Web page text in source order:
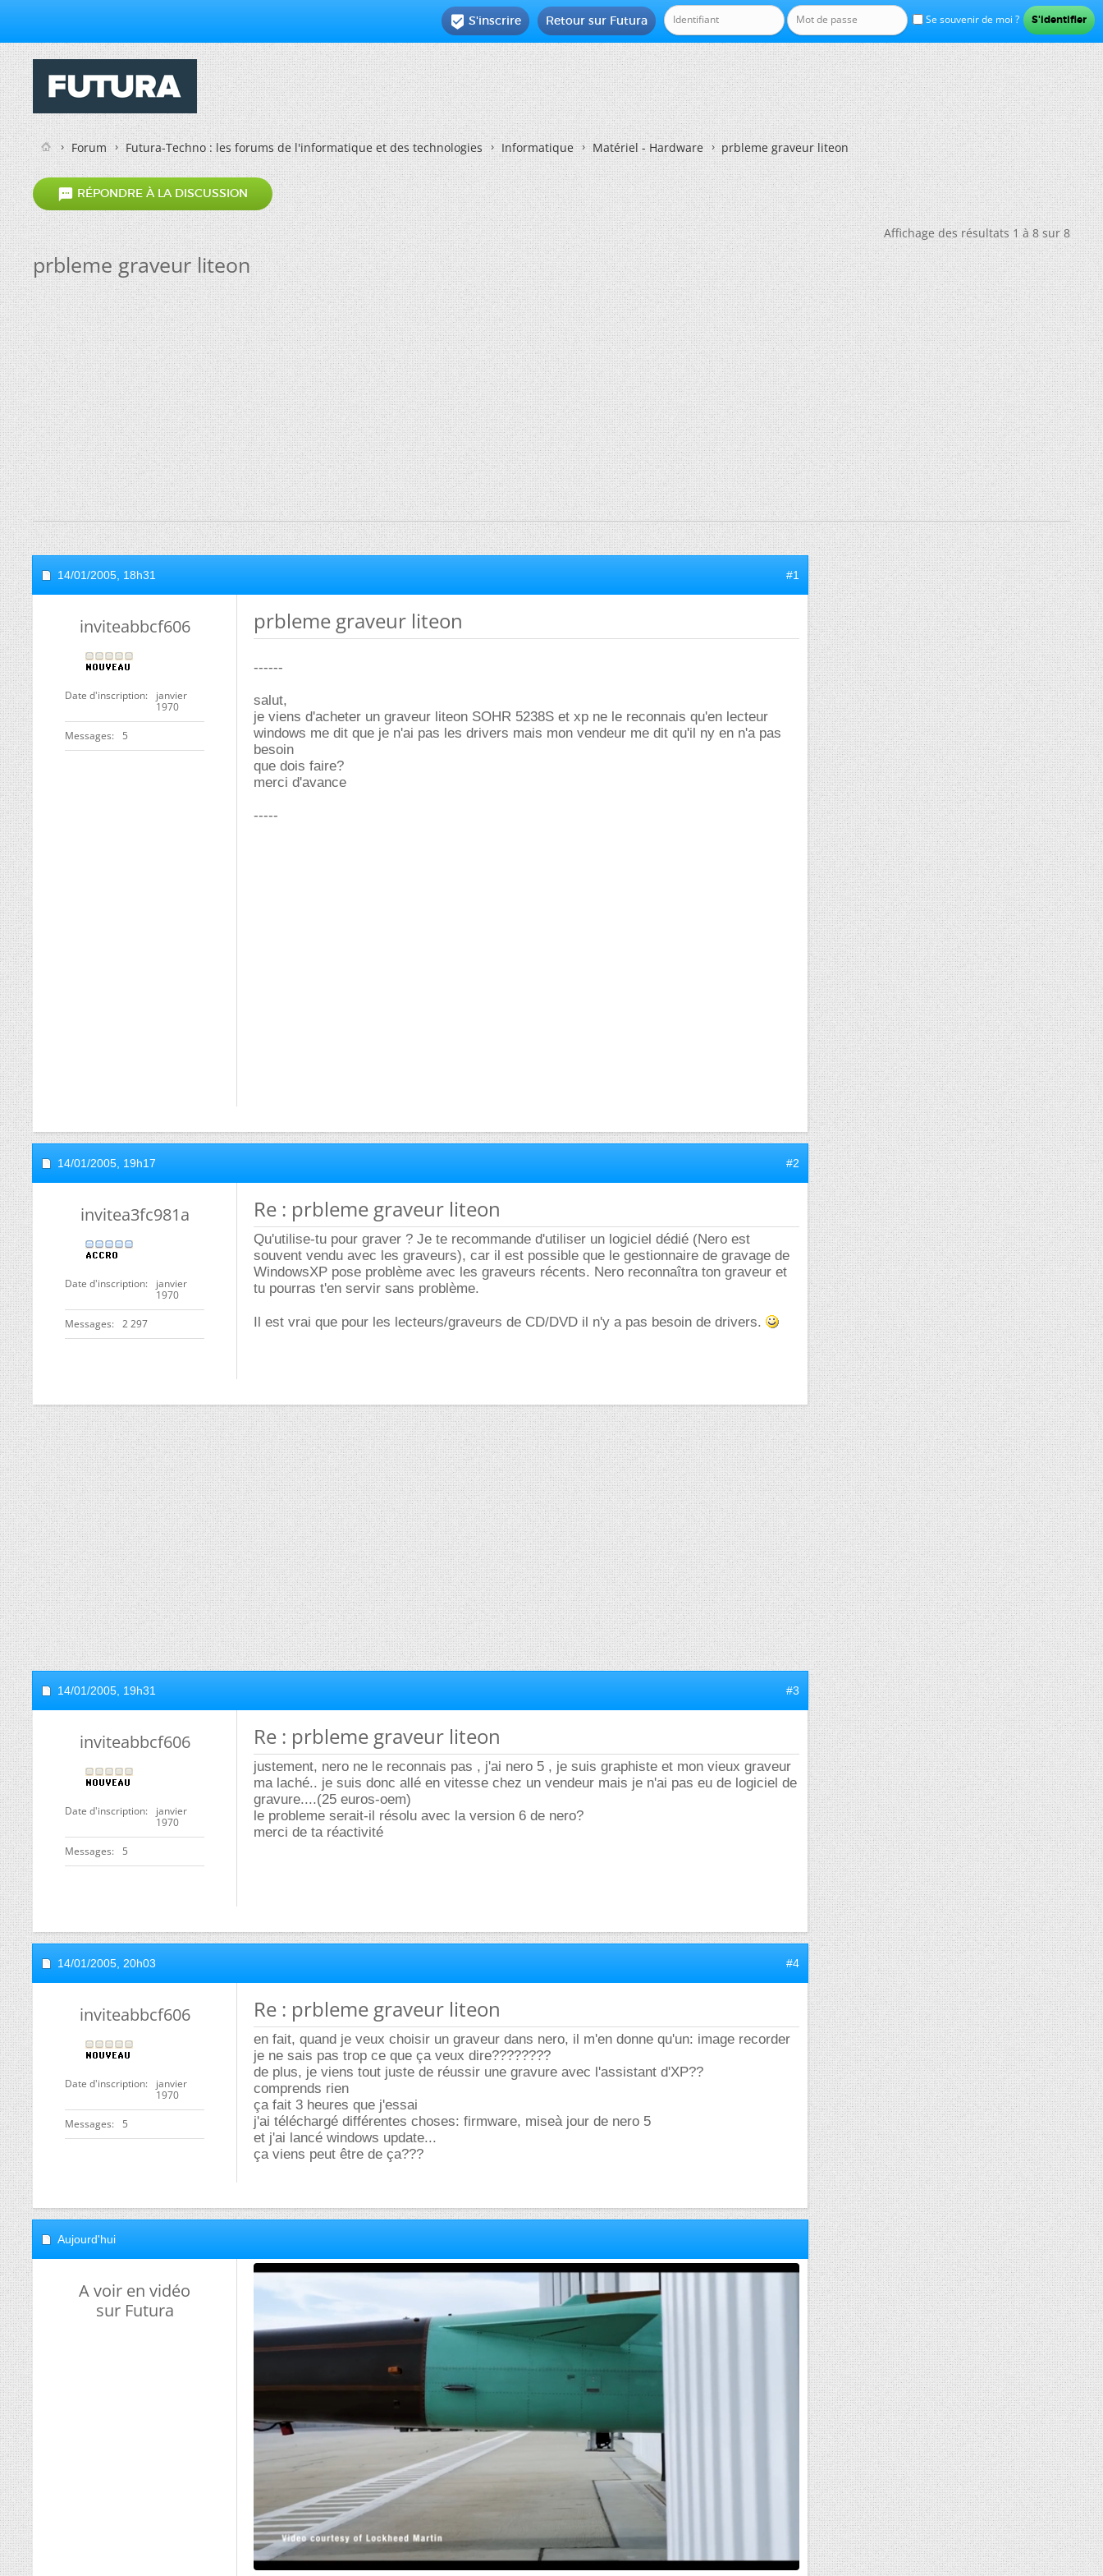
Se souvenir de moi ?
Retour sur Futura
 S'inscrire
Forum Futura-Techno : les forums de l'informatique et des technologies Informatique Matériel - Hardware prbleme graveur liteon
 RÉPONDRE À LA DISCUSSION
Affichage des résultats 1 à 8 sur 8
prbleme graveur liteon
14/01/2005, 18h31 #1
inviteabbcf606
Date d'inscription
janvier
1970
Messages 5
prbleme graveur liteon
------
salut,
je viens d'acheter un graveur liteon SOHR 5238S et xp ne le reconnais qu'en lecteur
windows me dit que je n'ai pas les drivers mais mon vendeur me dit qu'il ny en n'a pas
besoin
que dois faire?
merci d'avance
-----
14/01/2005, 19h17 #2
invitea3fc981a
Date d'inscription
janvier
1970
Messages 2 297
Re : prbleme graveur liteon
Qu'utilise-tu pour graver ? Je te recommande d'utiliser un logiciel dédié (Nero est
souvent vendu avec les graveurs), car il est possible que le gestionnaire de gravage de
WindowsXP pose problème avec les graveurs récents. Nero reconnaîtra ton graveur et
tu pourras t'en servir sans problème.
Il est vrai que pour les lecteurs/graveurs de CD/DVD il n'y a pas besoin de drivers.
14/01/2005, 19h31 #3
inviteabbcf606
Date d'inscription
janvier
1970
Messages 5
Re : prbleme graveur liteon
justement, nero ne le reconnais pas , j'ai nero 5 , je suis graphiste et mon vieux graveur
ma laché.. je suis donc allé en vitesse chez un vendeur mais je n'ai pas eu de logiciel de
gravure....(25 euros-oem)
le probleme serait-il résolu avec la version 6 de nero?
merci de ta réactivité
14/01/2005, 20h03 #4
inviteabbcf606
Date d'inscription
janvier
1970
Messages 5
Re : prbleme graveur liteon
en fait, quand je veux choisir un graveur dans nero, il m'en donne qu'un: image recorder
je ne sais pas trop ce que ça veux dire????????
de plus, je viens tout juste de réussir une gravure avec l'assistant d'XP??
comprends rien
ça fait 3 heures que j'essai
j'ai téléchargé différentes choses: firmware, miseà jour de nero 5
et j'ai lancé windows update...
ça viens peut être de ça???
Aujourd'hui
A voir en vidéo
sur Futura